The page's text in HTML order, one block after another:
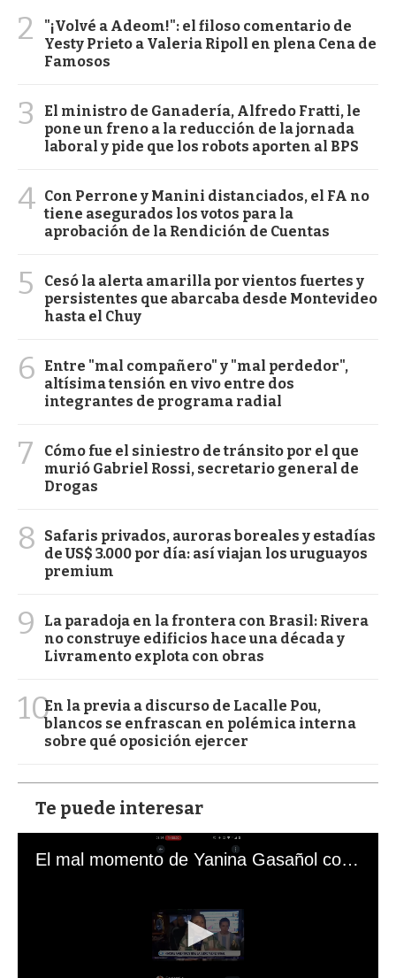
2
"¡Volvé a Adeom!": el filoso comentario de
Yesty Prieto a Valeria Ripoll en plena Cena de
Famosos
3
El ministro de Ganadería, Alfredo Fratti, le
pone un freno a la reducción de la jornada
laboral y pide que los robots aporten al BPS
4 Con Perrone y Manini distanciados, el FA no
tiene asegurados los votos para la
aprobación de la Rendición de Cuentas
5
Cesó la alerta amarilla por vientos fuertes y
persistentes que abarcaba desde Montevideo
hasta el Chuy
6
Entre "mal compañero" y "mal perdedor",
altísima tensión en vivo entre dos
integrantes de programa radial
7
Cómo fue el siniestro de tránsito por el que
murió Gabriel Rossi, secretario general de
Drogas
8
Safaris privados, auroras boreales y estadías
de US$ 3.000 por día: así viajan los uruguayos
premium
9
La paradoja en la frontera con Brasil: Rivera
no construye edificios hace una década y
Livramento explota con obras
10En la previa a discurso de Lacalle Pou,
blancos se enfrascan en polémica interna
sobre qué oposición ejercer
Te puede interesar
El mal momento de Yanina Gasañol con un hincha argentino en "Subrayado"